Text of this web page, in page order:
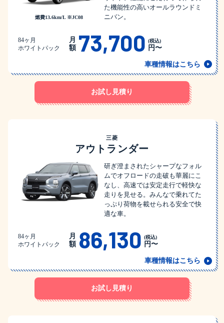
燃費13.6km/L ※JC08
た機能性の高いオールラウンドミ
ニバン。
84ヶ月
ホワイトパック
月
額 73,700 (税込)
円〜
車種情報はこちら
お試し見積り
三菱
アウトランダー
研ぎ澄まされたシャープなフォル
ムでオフロードの走破も華麗にこ
なし、高速では安定走行で軽快な
走りを見せる。みんなで乗れてた
っぷり荷物を載せられる安全で快
適な車。
84ヶ月
ホワイトパック
月
額 86,130 (税込)
円〜
車種情報はこちら
お試し見積り